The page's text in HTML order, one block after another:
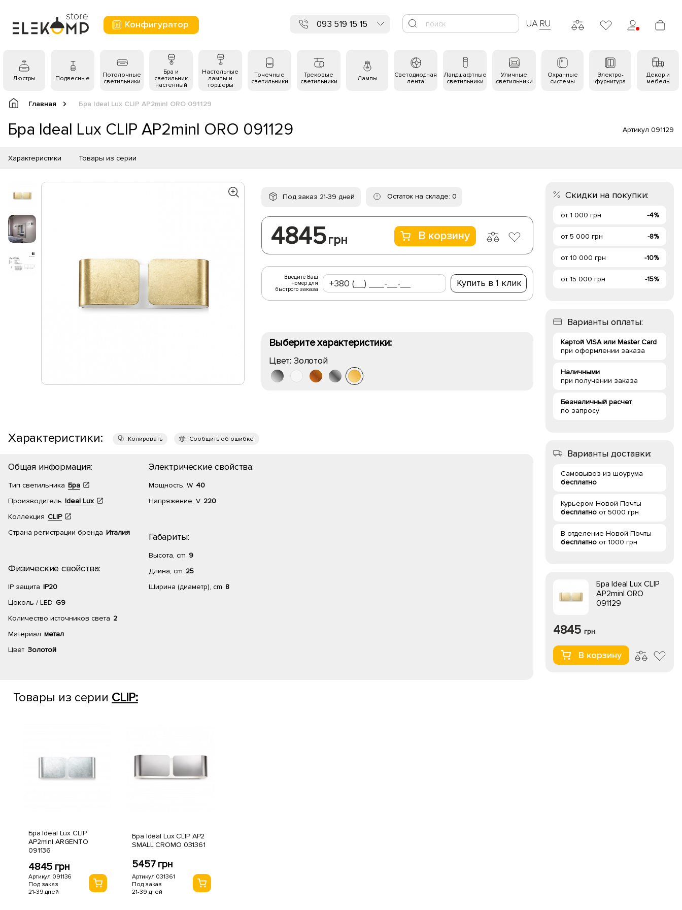
Конфигуратор 093 519 15 15 UA RU
Люстры Подвесные
Потолочные
светильники
Бра и
светильник
настенный
Настольные
лампы и
торшеры
Точечные
светильники
Трековые
светильники
Лампы
Светодиодная
лента
Ландшафтные
светильники
Уличные
светильники
Охранные
системы
Электро-
фурнитура
Декор и
мебель
Главная Бра Ideal Lux CLIP AP2minI ORO 091129
Бра Ideal Lux CLIP AP2minI ORO 091129 Артикул 091129
Характеристики Товары из серии
Под заказ 21-39 дней Остаток на складе: 0
4845 грн В корзину
Введите Ваш
номер для
быстрого заказа
Купить в 1 клик
Выберите характеристики:
Цвет: Золотой
Характеристики: Копировать Сообщить об ошибке
Общая информация:
Тип светильника Бра
Производитель Ideal Lux
Коллекция CLIP
Страна регистрации бренда Италия
Физические свойства:
IP защита IP20
Цоколь / LED G9
Количество источников света 2
Материал метал
Цвет Золотой
Электрические свойства:
Мощность, W 40
Напряжение, V 220
Габариты:
Высота, cm 9
Длина, cm 25
Ширина (диаметр), cm 8
Товары из серии CLIP:
Бра Ideal Lux CLIP
AP2minI ARGENTO
091136
4845 грн
Артикул 091136
Под заказ
21-39 дней
Бра Ideal Lux CLIP AP2
SMALL CROMO 031361
5457 грн
Артикул 031361
Под заказ
21-39 дней
Скидки на покупки:
от 1 000 грн -4%
от 5 000 грн -8%
от 10 000 грн -10%
от 15 000 грн -15%
Варианты оплаты:
Картой VISA или Master Card
при оформлении заказа
Наличными
при получении заказа
Безналичный расчет
по запросу
Варианты доставки:
Самовывоз из шоурума
бесплатно
Курьером Новой Почты
бесплатно от 5000 грн
В отделение Новой Почты
бесплатно от 1000 грн
Бра Ideal Lux CLIP
AP2minI ORO
091129
4845 грн
В корзину